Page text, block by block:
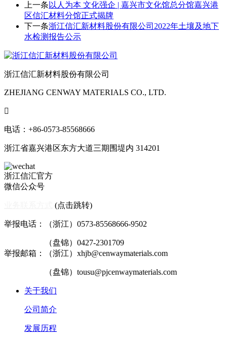
上一条 以人为本 文化强企 | 嘉兴市文化馆总分馆嘉兴港
区信汇材料分馆正式揭牌
下一条浙江信汇新材料股份有限公司2022年土壤及地下
水检测报告公示
浙江信汇新材料股份有限公司
ZHEJIANG CENWAY MATERIALS CO., LTD.

电话：+86-0573-85568666
浙江省嘉兴港区东方大道三期围堤内 314201
浙江信汇官方
微信公众号
(点击跳转)
举报电话：（浙江）0573-85568666-9502
（盘锦）0427-2301709
举报邮箱：（浙江）xhjb@cenwaymaterials.com
（盘锦）tousu@pjcenwaymaterials.com
关于我们
公司简介
发展历程